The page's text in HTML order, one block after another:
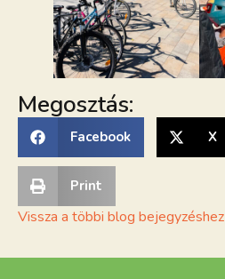
Megosztás:
Facebook X
Print
Vissza a többi blog bejegyzéshez